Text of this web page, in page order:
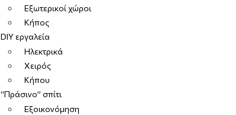
Εξωτερικοί χώροι
Κήπος
DIY εργαλεία
Ηλεκτρικά
Χειρός
Κήπου
“Πράσινο” σπίτι
Εξοικονόμηση